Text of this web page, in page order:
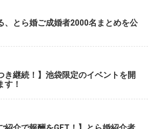
、とら婚ご成婚者2000名まとめを公
き継続！】池袋限定のイベントを開
す！